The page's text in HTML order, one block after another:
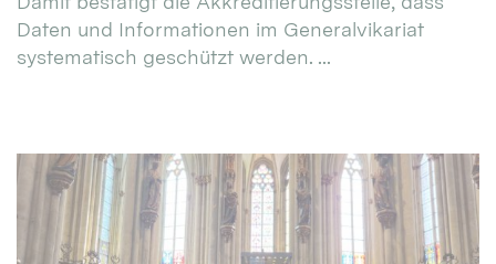
Daten und Informationen im Generalvikariat
systematisch geschützt werden. ...